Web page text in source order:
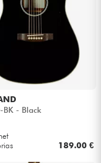
BK - Black
189.00 €